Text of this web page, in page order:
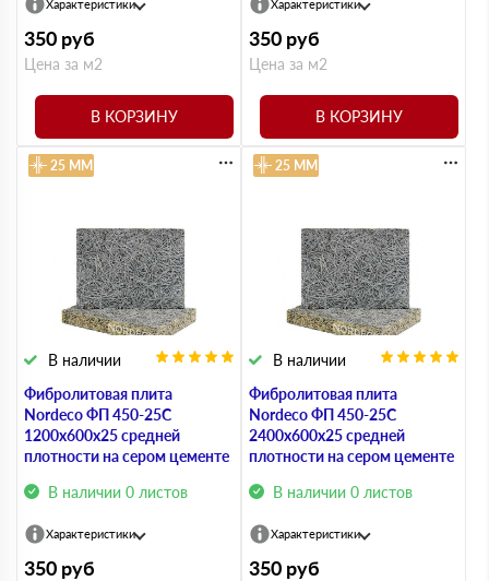
Характеристики
350 руб
Цена за м2
В КОРЗИНУ
Характеристики
350 руб
Цена за м2
В КОРЗИНУ
Фибролитовая плита
Nordeco ФП 450-25С
1200х600х25 средней
плотности на сером цементе
В наличии 0 листов
В наличии
25 ММ
Характеристики
350 руб
Фибролитовая плита
Nordeco ФП 450-25С
2400х600х25 средней
плотности на сером цементе
В наличии 0 листов
В наличии
25 ММ
Характеристики
350 руб